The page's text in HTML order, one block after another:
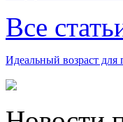
Все
Идеальный возраст для